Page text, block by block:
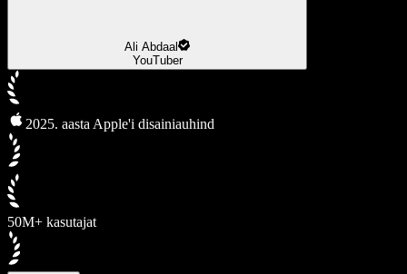
Ali Abdaal
YouTuber
2025. aasta Apple'i disainiauhind
50M+ kasutajat